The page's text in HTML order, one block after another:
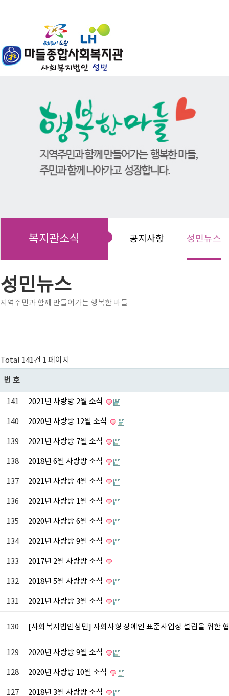
복지관소식 공지사항 성민뉴스
성민뉴스
지역주민과 함께 만들어가는 행복한 마들
Total 141건 1 페이지
번호
141 2021년 사랑방 2월 소식
140 2020년 사랑방 12월 소식
139 2021년 사랑방 7월 소식
138 2018년 6월 사랑방 소식
137 2021년 사랑방 4월 소식
136 2021년 사랑방 1월 소식
135 2020년 사랑방 6월 소식
134 2021년 사랑방 9월 소식
133 2017년 2월 사랑방 소식
132 2018년 5월 사랑방 소식
131 2021년 사랑방 3월 소식
130 [사회복지법인성민] 자회사형 장애인 표준사업장 설립을 위한
129 2020년 사랑방 9월 소식
128 2020년 사랑방 10월 소식
127 2018년 3월 사랑방 소식